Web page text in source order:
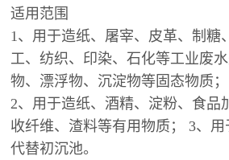
适用范围
1、用于造纸、屠宰、皮革、制糖
工、纺织、印染、石化等工业废
物、漂浮物、沉淀物等固态物质；
2、用于造纸、酒精、淀粉、食品
收纤维、渣料等有用物质； 3、
代替初沉池。